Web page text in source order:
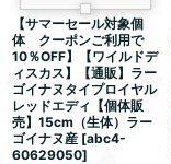
【サマーセール対象個
体 クーポンご利用で
10％OFF】【ワイルドデ
ィスカス】【通販】ラー
ゴイナヌタイプロイヤル
レッドエディ【個体販
売】15cm（生体）ラー
ゴイナヌ産 [abc4-
60629050]